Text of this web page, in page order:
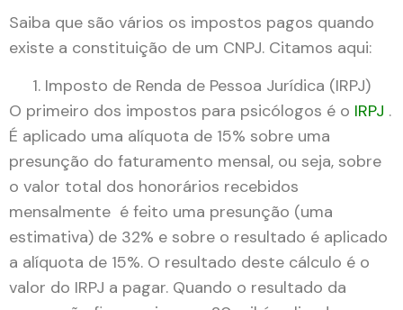
Saiba que são vários os impostos pagos quando
existe a constituição de um CNPJ. Citamos aqui:
Imposto de Renda de Pessoa Jurídica (IRPJ)
O primeiro dos impostos para psicólogos é o IRPJ .
É aplicado uma alíquota de 15% sobre uma
presunção do faturamento mensal, ou seja, sobre
o valor total dos honorários recebidos
mensalmente é feito uma presunção (uma
estimativa) de 32% e sobre o resultado é aplicado
a alíquota de 15%. O resultado deste cálculo é o
valor do IRPJ a pagar. Quando o resultado da